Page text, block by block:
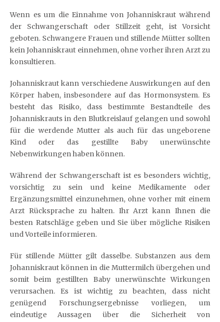
Wenn es um die Einnahme von Johanniskraut während
der Schwangerschaft oder Stillzeit geht, ist Vorsicht
geboten. Schwangere Frauen und stillende Mütter sollten
kein Johanniskraut einnehmen, ohne vorher ihren Arzt zu
konsultieren.
Johanniskraut kann verschiedene Auswirkungen auf den
Körper haben, insbesondere auf das Hormonsystem. Es
besteht das Risiko, dass bestimmte Bestandteile des
Johanniskrauts in den Blutkreislauf gelangen und sowohl
für die werdende Mutter als auch für das ungeborene
Kind oder das gestillte Baby unerwünschte
Nebenwirkungen haben können.
Während der Schwangerschaft ist es besonders wichtig,
vorsichtig zu sein und keine Medikamente oder
Ergänzungsmittel einzunehmen, ohne vorher mit einem
Arzt Rücksprache zu halten. Ihr Arzt kann Ihnen die
besten Ratschläge geben und Sie über mögliche Risiken
und Vorteile informieren.
Für stillende Mütter gilt dasselbe. Substanzen aus dem
Johanniskraut können in die Muttermilch übergehen und
somit beim gestillten Baby unerwünschte Wirkungen
verursachen. Es ist wichtig zu beachten, dass nicht
genügend Forschungsergebnisse vorliegen, um
eindeutige Aussagen über die Sicherheit von